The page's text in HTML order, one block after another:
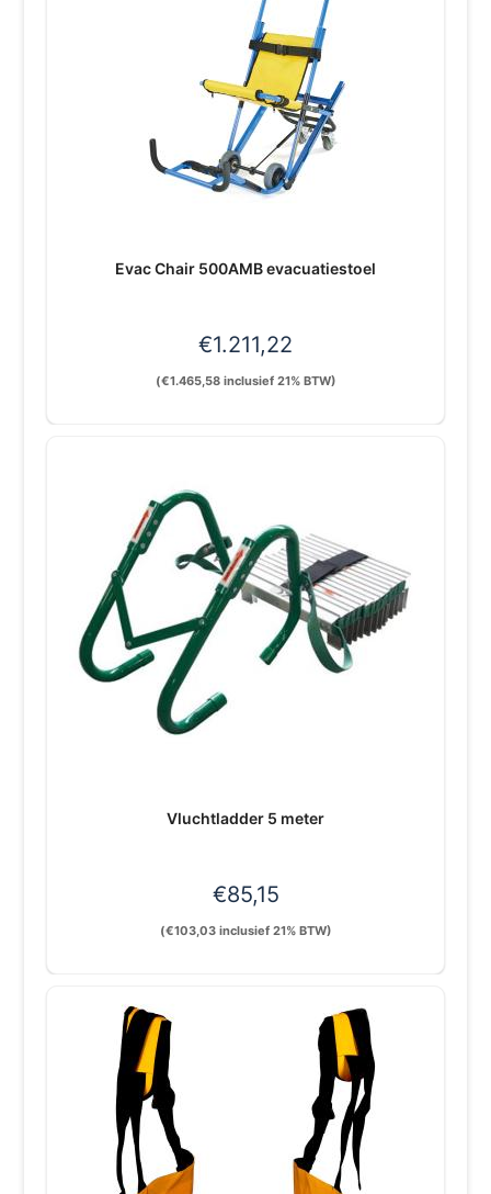
Evac Chair 500AMB evacuatiestoel
€1.211,22
(€1.465,58inclusief 21% BTW)
Vluchtladder 5 meter
€85,15
(€103,03inclusief 21% BTW)